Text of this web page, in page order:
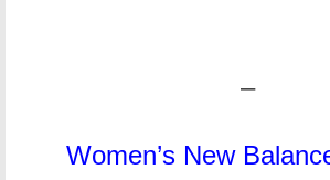
–
Women’s New